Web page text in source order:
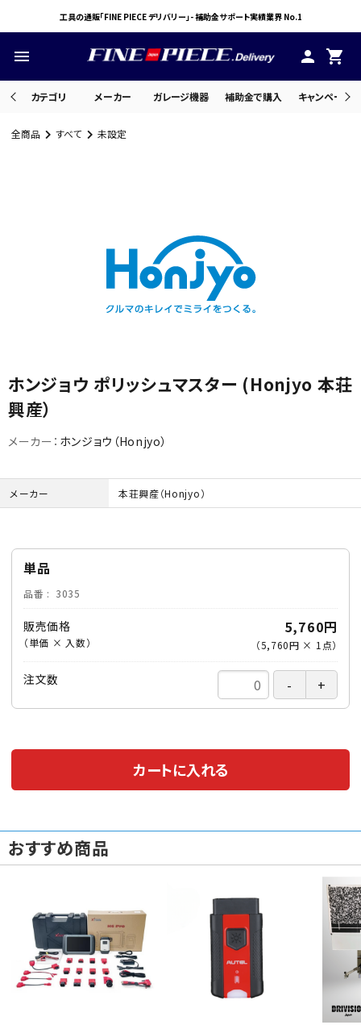
工具の通販「FINE PIECE デリバリー」- 補助金サポート実績業界 No.1
menu person shopping_cart
カテゴリ メーカー ガレージ機器 補助金で購入 キャンペーン
person 会員登録
カテゴリから選ぶ
補助金で購入
全商品 すべて 未設定
ホンジョウ ポリッシュマスター (Honjyo 本荘
興産）
メーカー： ホンジョウ（Honjyo）
メーカー 本荘興産（Honjyo）
単品
品番 3035
販売価格
（単価 × 入数）
5,760円
（5,760円 × 1 点）
注文数
カートに入れる
おすすめ商品